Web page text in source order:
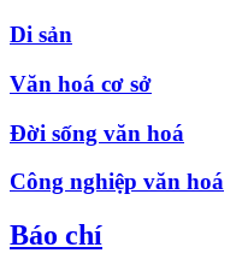
Di sản
Văn hoá cơ sở
Đời sống văn hoá
Công nghiệp văn hoá
Báo chí